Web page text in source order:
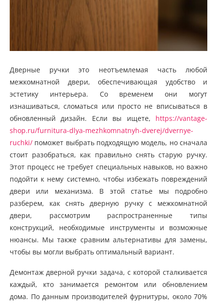
Дверные ручки это неотъемлемая часть любой
межкомнатной двери, обеспечивающая удобство и
эстетику интерьера. Со временем они могут
изнашиваться, сломаться или просто не вписываться в
обновленный дизайн. Если вы ищете, https://vantage-
shop.ru/furnitura-dlya-mezhkomnatnyh-dverej/dvernye-
ruchki/ поможет выбрать подходящую модель, но сначала
стоит разобраться, как правильно снять старую ручку.
Этот процесс не требует специальных навыков, но важно
подойти к нему системно, чтобы избежать повреждений
двери или механизма. В этой статье мы подробно
разберем, как снять дверную ручку с межкомнатной
двери, рассмотрим распространенные типы
конструкций, необходимые инструменты и возможные
нюансы. Мы также сравним альтернативы для замены,
чтобы вы могли выбрать оптимальный вариант.
Демонтаж дверной ручки задача, с которой сталкивается
каждый, кто занимается ремонтом или обновлением
дома. По данным производителей фурнитуры, около 70%